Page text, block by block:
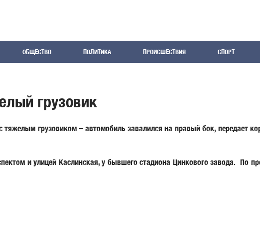
ОБЩЕСТВО ПОЛИТИКА ПРОИСШЕСТВИЯ СПОРТ
грузовик
грузовиком – автомобиль завалился на правый бок, передает
и улицей Каслинская, у бывшего стадиона Цинкового завода. По